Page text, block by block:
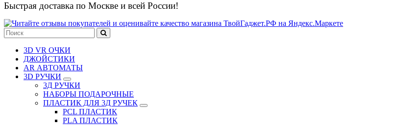
Быстрая доставка по Москве и всей России!
3D VR ОЧКИ
ДЖОЙСТИКИ
АR АВТОМАТЫ
3D РУЧКИ
3Д РУЧКИ
НАБОРЫ ПОДАРОЧНЫЕ
ПЛАСТИК ДЛЯ 3Д РУЧЕК
PCL ПЛАСТИК
PLA ПЛАСТИК